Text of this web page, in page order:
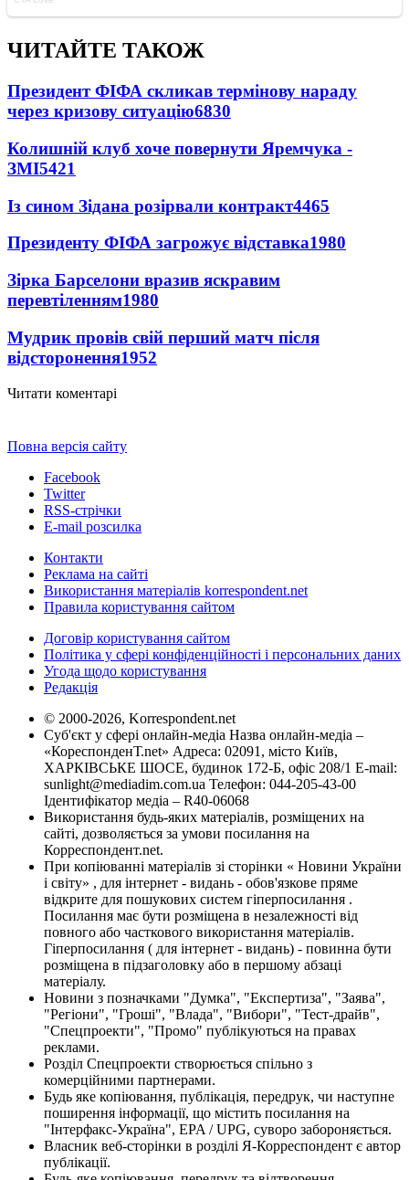
ЧИТАЙТЕ ТАКОЖ
Президент ФІФА скликав термінову нараду
через кризову ситуацію6830
Колишній клуб хоче повернути Яремчука -
ЗМІ5421
Із сином Зідана розірвали контракт4465
Президенту ФІФА загрожує відставка1980
Зірка Барселони вразив яскравим
перевтіленням1980
Мудрик провів свій перший матч після
відсторонення1952
Читати коментарі
Повна версія сайту
Facebook
Twitter
RSS-стрічки
E-mail розсилка
Контакти
Реклама на сайті
Використання матеріалів korrespondent.net
Правила користування сайтом
Договір користування сайтом
Політика у сфері конфіденційності і персональних даних
Угода щодо користування
Редакція
© 2000-2026, Korrespondent.net
Суб'єкт у сфері онлайн-медіа Назва онлайн-медіа –
«КореспонденТ.net» Адреса: 02091, місто Київ,
ХАРКІВСЬКЕ ШОСЕ, будинок 172-Б, офіс 208/1 E-mail:
sunlight@mediadim.com.ua Телефон: 044-205-43-00
Ідентифікатор медіа – R40-06068
Використання будь-яких матеріалів, розміщених на
сайті, дозволяється за умови посилання на
Корреспондент.net.
При копіюванні матеріалів зі сторінки « Новини України
і світу» , для інтернет - видань - обов'язкове пряме
відкрите для пошукових систем гіперпосилання .
Посилання має бути розміщена в незалежності від
повного або часткового використання матеріалів.
Гіперпосилання ( для інтернет - видань) - повинна бути
розміщена в підзаголовку або в першому абзаці
матеріалу.
Новини з позначками "Думка", "Експертиза", "Заява",
"Регіони", "Гроші", "Влада", "Вибори", "Тест-драйв",
"Спецпроекти", "Промо" публікуються на правах
реклами.
Розділ Спецпроекти створюється спільно з
комерційними партнерами.
Будь яке копіювання, публікація, передрук, чи наступне
поширення інформації, що містить посилання на
"Інтерфакс-Україна", EPA / UPG, суворо забороняється.
Власник веб-сторінки в розділі Я-Корреспондент є автор
публікації.